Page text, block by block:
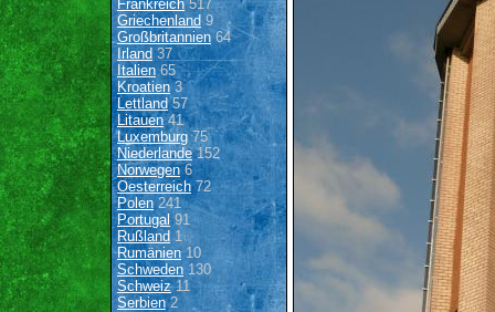
Frankreich517
Griechenland9
Großbritannien64
Irland 37
Italien65
Kroatien3
Lettland57
Litauen41
Luxemburg 75
Niederlande152
Norwegen6
Oesterreich72
Polen 241
Portugal91
Rußland 1
Rumänien10
Schweden 130
Schweiz11
Serbien2